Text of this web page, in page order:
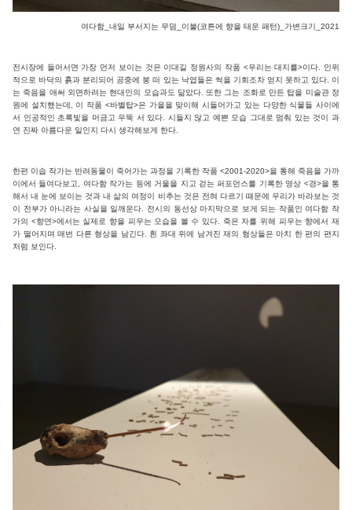
여다함_내일 부서지는 무덤_이불(코튼에 향을 태운 패턴)_가변크기_2021
전시장에 들어서면 가장 먼저 보이는 것은 이대길 정원사의 작품 <우리는 대지를>이다. 인위
적으로 바닥의 흙과 분리되어 공중에 붕 떠 있는 낙엽들은 썩을 기회조차 얻지 못하고 있다. 이
는 죽음을 애써 외면하려는 현대인의 모습과도 닮았다. 또한 그는 조화로 만든 탑을 미술관 정
원에 설치했는데, 이 작품 <바벨탑>은 가을을 맞이해 시들어가고 있는 다양한 식물들 사이에
서 인공적인 초록빛을 머금고 우뚝 서 있다. 시들지 않고 예쁜 모습 그대로 멈춰 있는 것이 과
연 진짜 아름다운 일인지 다시 생각해보게 한다.
한편 이솝 작가는 반려동물이 죽어가는 과정을 기록한 작품 <2001-2020>을 통해 죽음을 가까
이에서 들여다보고, 여다함 작가는 등에 거울을 지고 걷는 퍼포먼스를 기록한 영상 <경>을 통
해서 내 눈에 보이는 것과 내 삶의 여정이 비추는 것은 전혀 다르기 때문에 우리가 바라보는 것
이 전부가 아니라는 사실을 일깨운다. 전시의 동선상 마지막으로 보게 되는 작품인 여다함 작
가의 <향연>에서는 실제로 향을 피우는 모습을 볼 수 있다. 죽은 자를 위해 피우는 향에서 재
가 떨어지며 매번 다른 형상을 남긴다. 흰 좌대 위에 남겨진 재의 형상들은 마치 한 편의 편지
처럼 보인다.